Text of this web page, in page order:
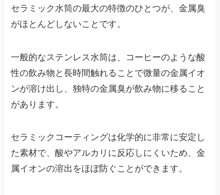
セラミック水筒の最大の特徴のひとつが、金属臭
がほとんどしないことです。
一般的なステンレス水筒は、コーヒーのような酸
性の飲み物と長時間触れることで微量の金属イオ
ンが溶け出し、独特の金属臭が飲み物に移ること
があります。
セラミックコーティングは化学的に非常に安定し
た素材で、酸やアルカリに反応しにくいため、金
属イオンの溶出をほぼ防ぐことができます。